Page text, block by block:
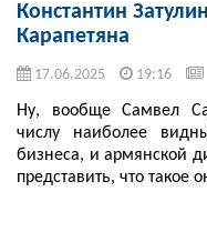
Константин
Карапетяна
17.06.2025 19:16
Ну, вообще Самвел
числу наиболее
бизнеса, и армянской
представить, что такое